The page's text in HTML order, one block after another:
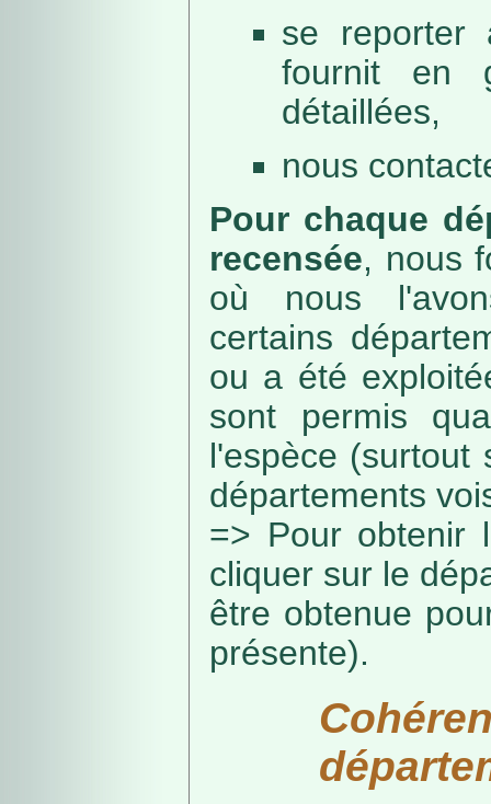
se reporter
fournit en
détaillées,
nous
Pour chaque
recensée, nous
où nous
certains
ou a été
sont permis
l'espèce (surtout
départements
=> Pour obtenir
cliquer sur le
être obtenue
présente).